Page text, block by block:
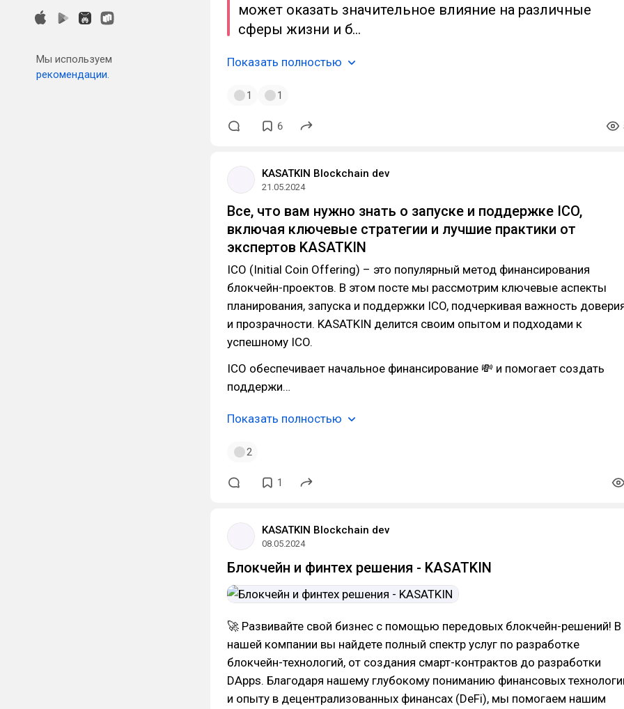
Мы используем
рекомендации.
может оказать значительное влияние на различные
сферы жизни и б…
Показать полностью
1 1
6
KASATKIN Blockchain dev
21.05.2024
Все, что вам нужно знать о запуске и поддержке ICO,
включая ключевые стратегии и лучшие практики от
экспертов KASATKIN
ICO (Initial Coin Offering) – это популярный метод финансирования
блокчейн-проектов. В этом посте мы рассмотрим ключевые аспекты
планирования, запуска и поддержки ICO, подчеркивая важность
и прозрачности. KASATKIN делится своим опытом и подходами к
успешному ICO.
ICO обеспечивает начальное финансирование 💸 и помогает создать
поддержи…
Показать полностью
2
1
KASATKIN Blockchain dev
08.05.2024
Блокчейн и финтех решения - KASATKIN
🚀 Развивайте свой бизнес с помощью передовых блокчейн-решений! В
нашей компании вы найдете полный спектр услуг по разработке
блокчейн-технологий, от создания смарт-контрактов до разработки
DApps. Благодаря нашему глубокому пониманию финансовых
и опыту в децентрализованных финансах (DeFi), мы помогаем нашим